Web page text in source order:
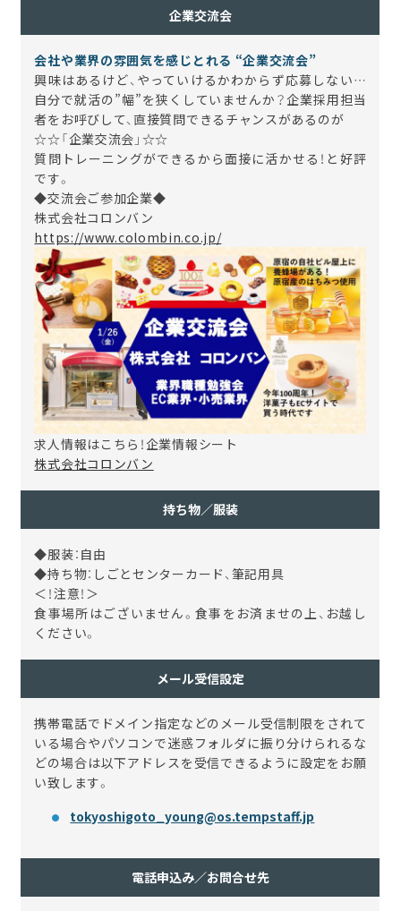
企業交流会
会社や業界の雰囲気を感じとれる “企業交流会”
興味はあるけど、やっていけるかわからず応募しない…
自分で就活の ”幅”を狭くしていませんか？企業採用担当
者をお呼びして、直接質問できるチャンスがあるのが
☆☆「企業交流会」 ☆☆
質問トレーニングができるから面接に活かせる！と好評
です。
◆交流会ご参加企業◆
株式会社コロンバン
https://www.colombin.co.jp/
求人情報はこちら！企業情報シート
株式会社コロンバン
持ち物／服装
◆服装：自由
◆持ち物：しごとセンターカード、筆記用具
＜！注意！＞
食事場所はございません。食事をお済ませの上、お越し
ください。
メール受信設定
携帯電話でドメイン指定などのメール受信制限をされて
いる場合やパソコンで迷惑フォルダに振り分けられるな
どの場合は以下アドレスを受信できるように設定をお願
い致します。
tokyoshigoto_young@os.tempstaff.jp
電話申込み／お問合せ先